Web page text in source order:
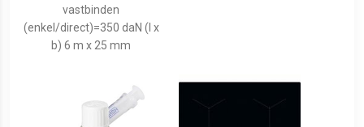
vastbinden
(enkel/direct)=350 daN (l x
b) 6 m x 25 mm